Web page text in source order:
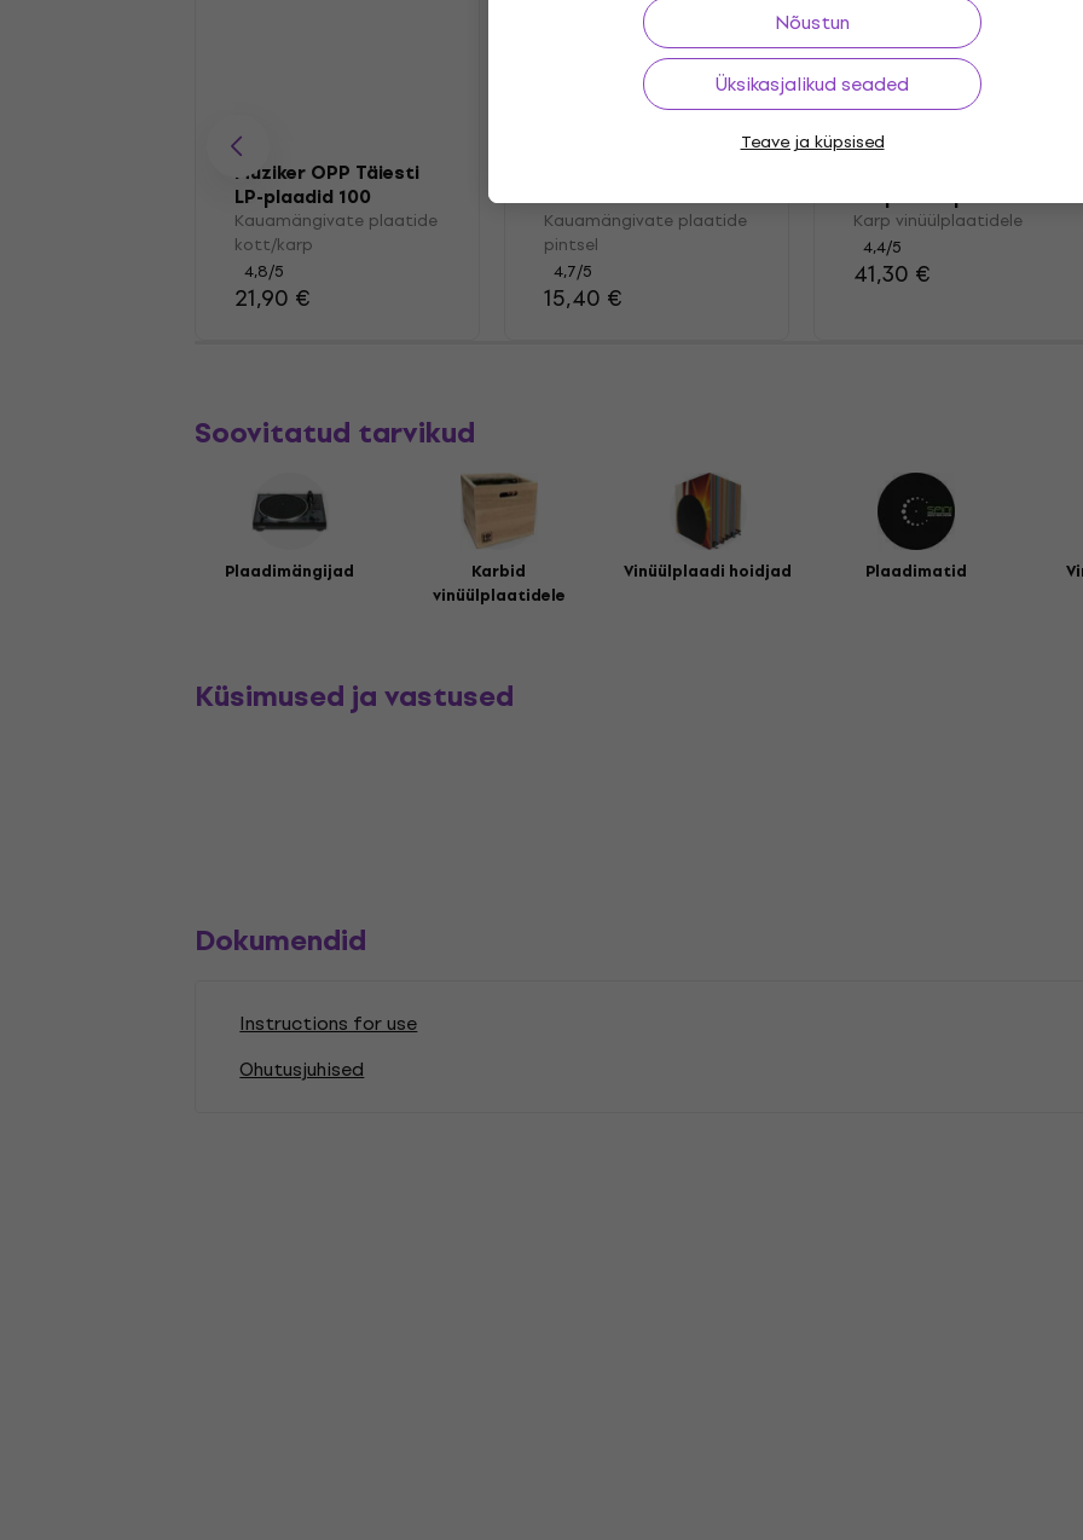
Nõustun
Üksikasjalikud seaded
Teave ja küpsised
Muziker OPP Täiesti
LP-plaadid 100
Kauamängivate plaatide
kott/karp
4,8/5
21,90 €
Pintsel
Kauamängivate plaatide
pintsel
4,7/5
15,40 €
Karp vinüülplaatidele
Karp vinüülplaatidele
4,4/5
41,30 €
Soovitatud tarvikud
Plaadimängijad
Karbid
vinüülplaatidele
Vinüülplaadi hoidjad Plaadimatid
Küsimused ja vastused
Dokumendid
Instructions for use
Ohutusjuhised